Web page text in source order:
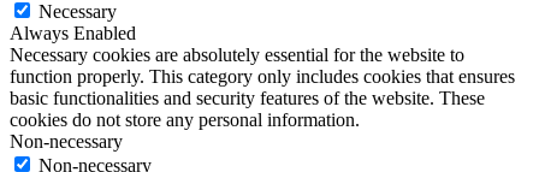
Necessary
Always Enabled
Necessary cookies are absolutely essential for the website to
function properly. This category only includes cookies that ensures
basic functionalities and security features of the website. These
cookies do not store any personal information.
Non-necessary
Non-necessary